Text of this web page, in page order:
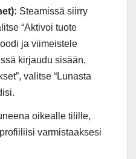
Steamissä siirry
“Aktivoi tuote
ja viimeistele
kirjaudu sisään,
valitse “Lunasta
oikealle tilille,
varmistaaksesi